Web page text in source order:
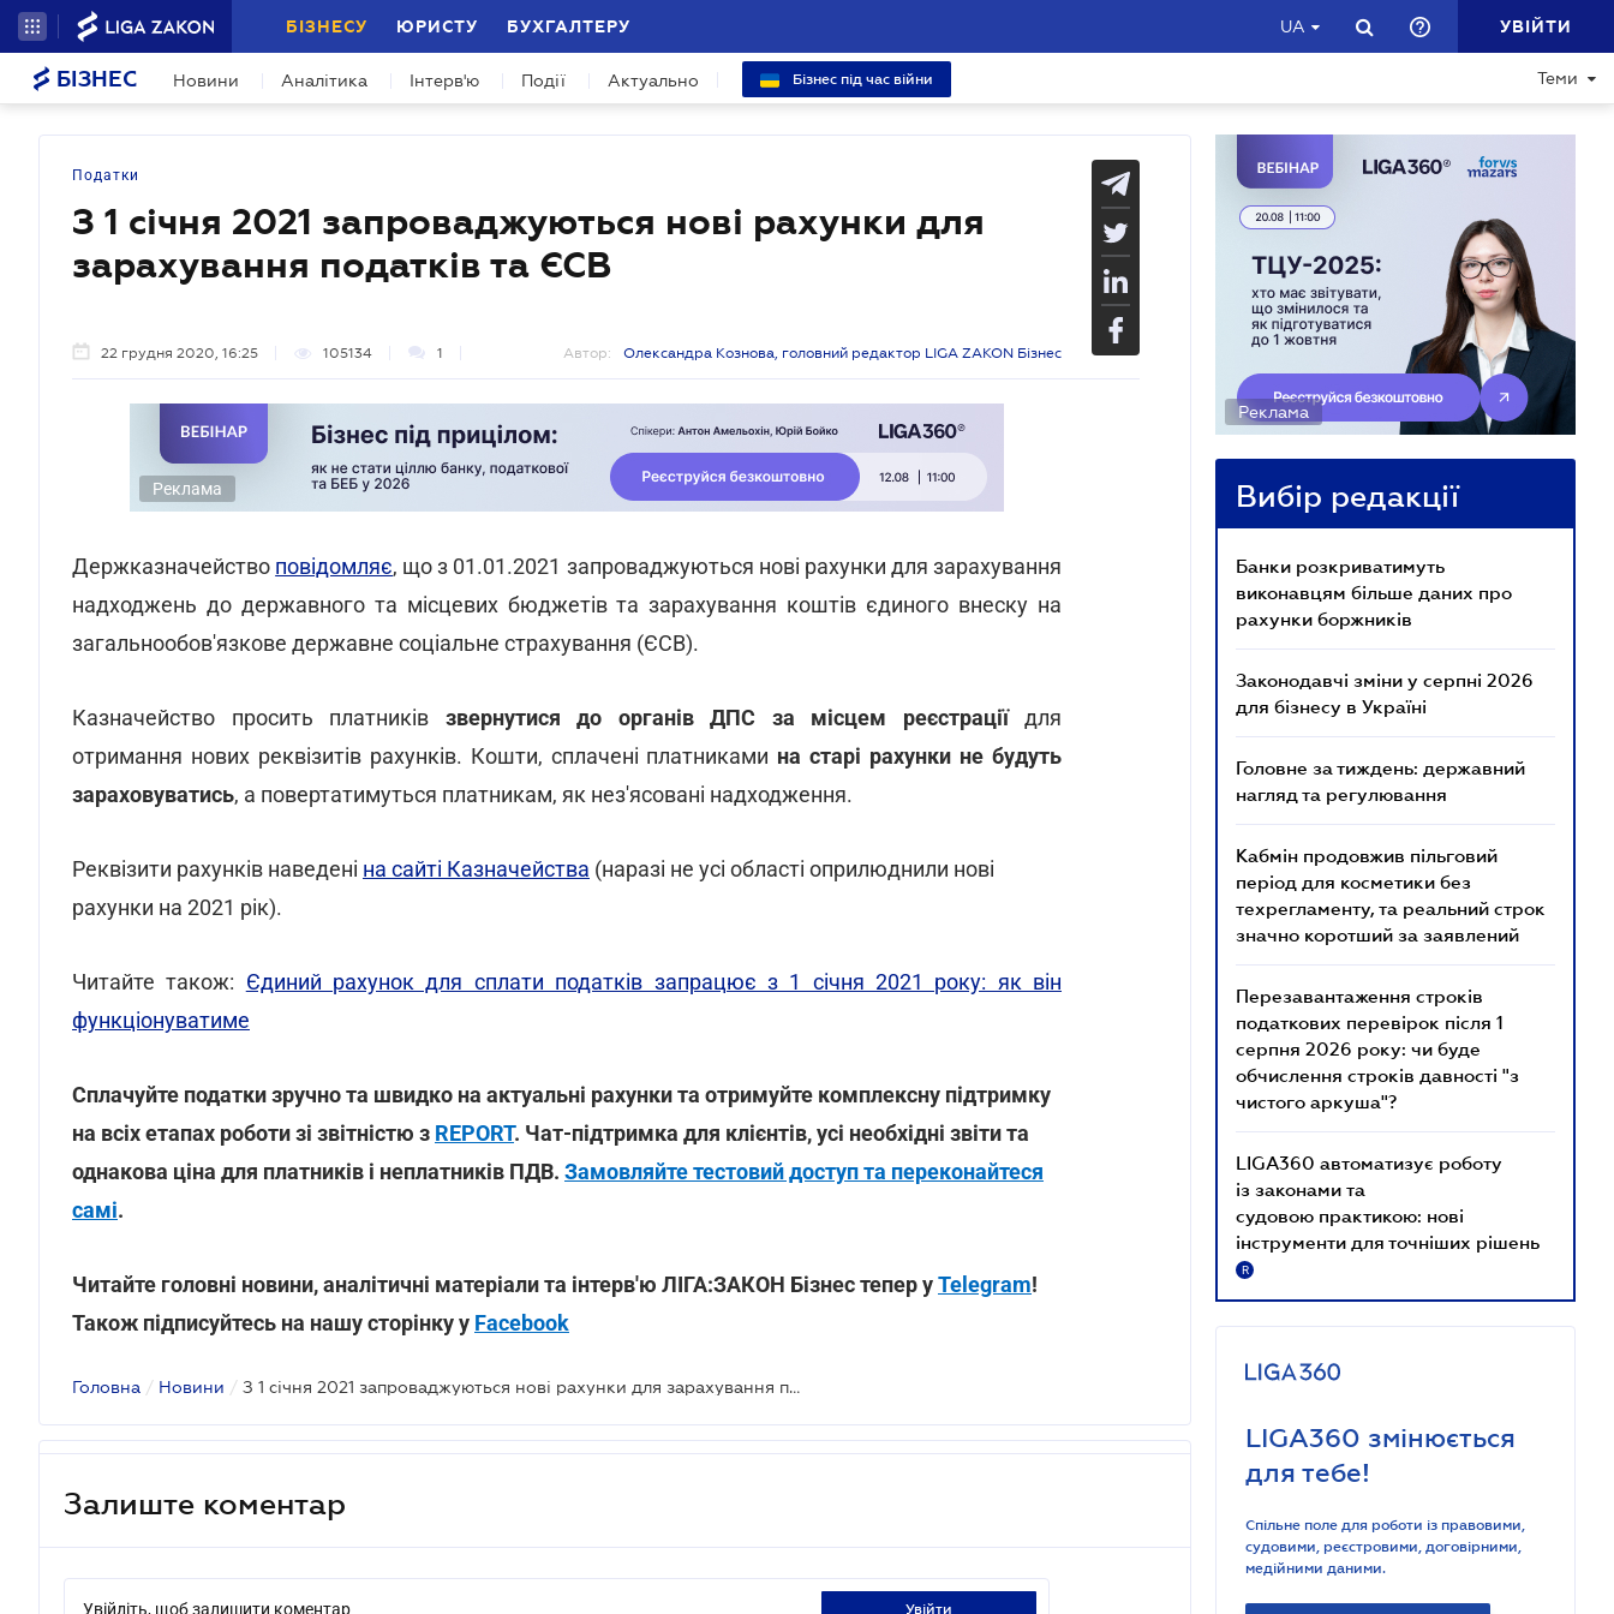
БІЗНЕСУ ЮРИСТУ БУХГАЛТЕРУ UA УВІЙТИ
БІЗНЕС Новини Аналітика Інтерв'ю Події Актуально Бізнес під час війни Теми
Податки
З 1 січня 2021 запроваджуються нові рахунки для
зарахування податків та ЄСВ
22 грудня 2020, 16:25 105134 1 Автор: Олександра Кознова, головний редактор LIGA ZAKON Бізнес
Реклама
Держказначейство повідомляє, що з 01.01.2021 запроваджуються нові рахунки для зарахування
надходжень до державного та місцевих бюджетів та зарахування коштів єдиного внеску на
загальнообов'язкове державне соціальне страхування (ЄСВ).
Казначейство просить платників звернутися до органів ДПС за місцем реєстраціїдля
отримання нових реквізитів рахунків. Кошти, сплачені платниками на старі рахунки не будуть
зараховуватись, а повертатимуться платникам, як нез'ясовані надходження.
Реквізити рахунків наведені на сайті Казначейства (наразі не усі області оприлюднили нові
рахунки на 2021 рік).
Читайте також: Єдиний рахунок для сплати податків запрацює з 1 січня 2021 року: як він
функціонуватиме
Сплачуйте податки зручно та швидко на актуальні рахунки та отримуйте комплексну підтримку
на всіх етапах роботи зі звітністю з REPORT. Чат-підтримка для клієнтів, усі необхідні звіти та
однакова ціна для платників і неплатників ПДВ. Замовляйте тестовий доступ та переконайтеся
самі.
Читайте головні новини, аналітичні матеріали та інтерв'ю ЛІГА:ЗАКОН Бізнес тепер уTelegram!
Також підписуйтесь на нашу сторінку у Facebook
Головна / Новини / З 1 січня 2021 запроваджуються нові рахунки для зарахування податків та ЄСВ
Залиште коментар
Увійдіть, щоб залишити коментар увійти
Реклама
Вибір редакції
Банки розкриватимуть
виконавцям більше даних про
рахунки боржників
Законодавчі зміни у серпні 2026
для бізнесу в Україні
Головне за тиждень: державний
нагляд та регулювання
Кабмін продовжив пільговий
період для косметики без
техрегламенту, та реальний строк
значно коротший за заявлений
Перезавантаження строків
податкових перевірок після 1
серпня 2026 року: чи буде
обчислення строків давності "з
чистого аркуша"?
LIGA360 автоматизує роботу
із законами та
судовою практикою: нові
інструменти для точніших рішень
R
LIGA360 змінюється
для тебе!
Спільне поле для роботи із правовими,
судовими, реєстровими, договірними,
медійними даними.